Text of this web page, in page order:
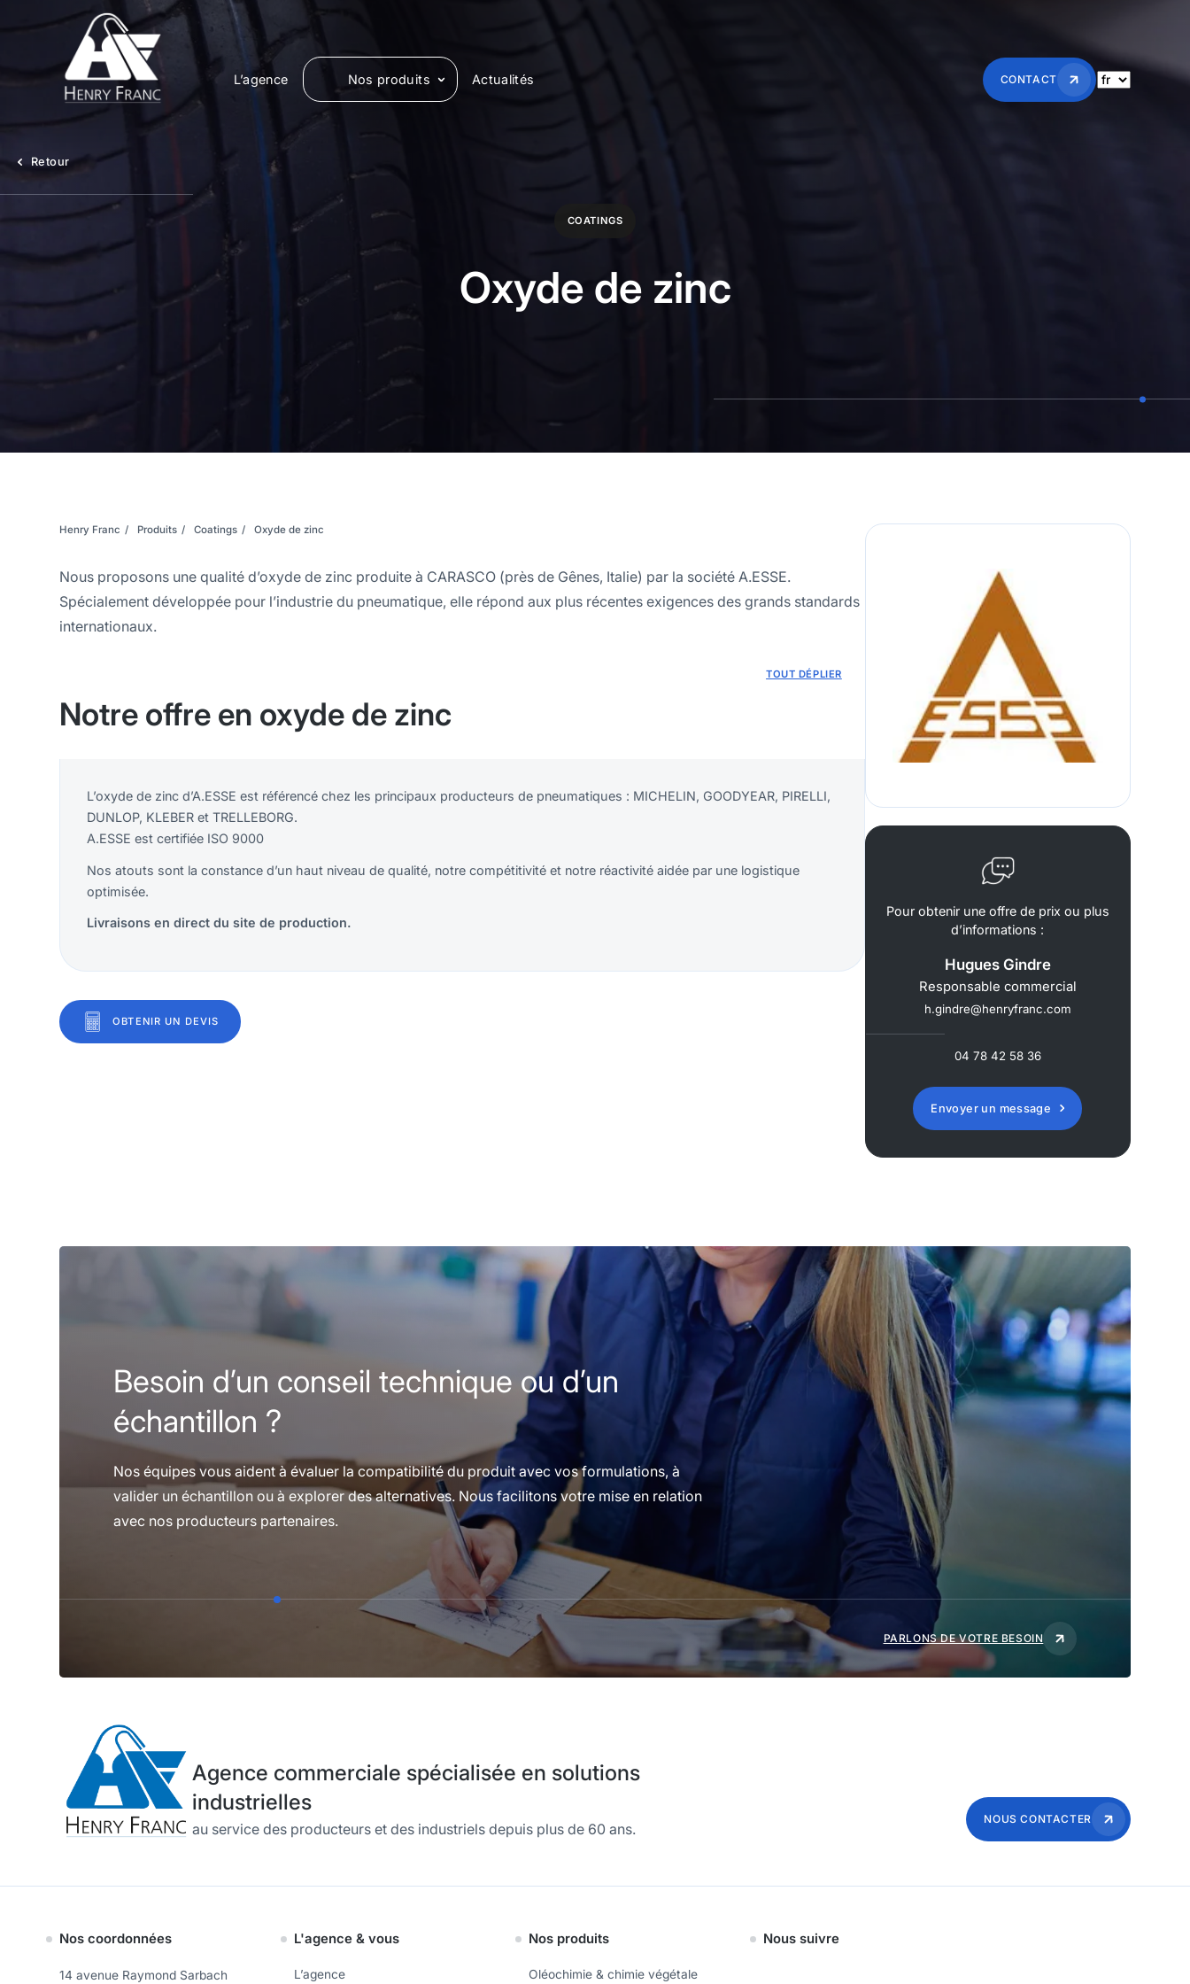
L’agence Nos produits Actualités CONTACT
Retour
COATINGS
Oxyde de zinc
Henry Franc Produits Coatings Oxyde de zinc
Nous proposons une qualité d’oxyde de zinc produite à CARASCO (près de Gênes, Italie) par la société A.ESSE.
Spécialement développée pour l’industrie du pneumatique, elle répond aux plus récentes exigences des grands standards
internationaux.
TOUT DÉPLIER
Notre offre en oxyde de zinc
L’oxyde de zinc d’A.ESSE est référencé chez les principaux producteurs de pneumatiques : MICHELIN, GOODYEAR, PIRELLI,
DUNLOP, KLEBER et TRELLEBORG.
A.ESSE est certifiée ISO 9000
Nos atouts sont la constance d’un haut niveau de qualité, notre compétitivité et notre réactivité aidée par une logistique
optimisée.
Livraisons en direct du site de production.
OBTENIR UN DEVIS
Pour obtenir une offre de prix ou plus
d’informations :
Hugues Gindre
Responsable commercial
h.gindre@henryfranc.com
04 78 42 58 36
Envoyer un message
Besoin d’un conseil technique ou d’un
échantillon ?
Nos équipes vous aident à évaluer la compatibilité du produit avec vos formulations, à
valider un échantillon ou à explorer des alternatives. Nous facilitons votre mise en relation
avec nos producteurs partenaires.
PARLONS DE VOTRE BESOIN
Agence commerciale spécialisée en solutions
industrielles
au service des producteurs et des industriels depuis plus de 60 ans.
NOUS CONTACTER
Nos coordonnées
14 avenue Raymond Sarbach
L'agence & vous
L’agence
Nos produits
Oléochimie & chimie végétale
Nous suivre